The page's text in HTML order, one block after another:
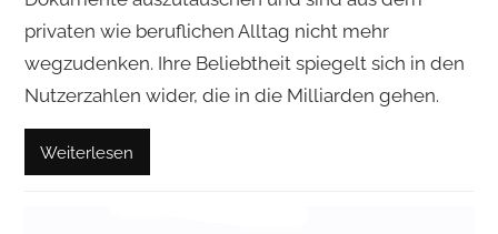
privaten wie beruflichen Alltag nicht mehr
wegzudenken. Ihre Beliebtheit spiegelt sich in den
Nutzerzahlen wider, die in die Milliarden gehen.
Weiterlesen